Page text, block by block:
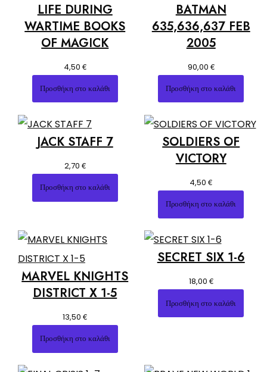
LIFE DURING
WARTIME BOOKS
OF MAGICK
4,50 €
Προσθήκη στο καλάθι
BATMAN
635,636,637 FEB
2005
90,00 €
Προσθήκη στο καλάθι
JACK STAFF 7
2,70 €
Προσθήκη στο καλάθι
SOLDIERS OF
VICTORY
4,50€
Προσθήκη στο καλάθι
MARVEL KNIGHTS
DISTRICT X 1-5
13,50€
Προσθήκη στο καλάθι
SECRET SIX 1-6
18,00 €
Προσθήκη στο καλάθι